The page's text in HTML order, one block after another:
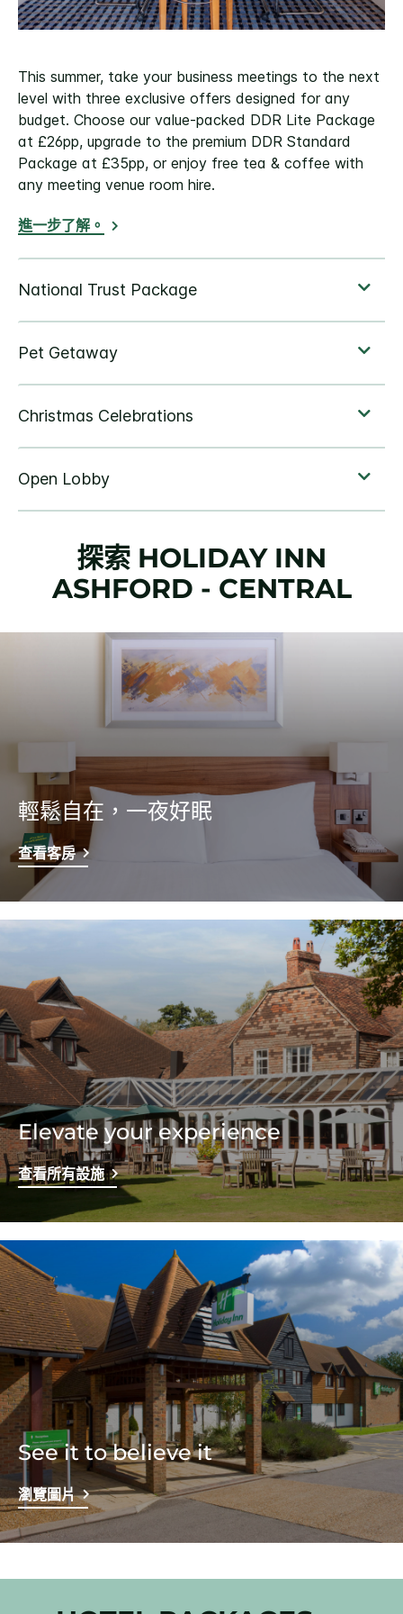
This summer, take your business meetings to the next
level with three exclusive offers designed for any
budget. Choose our value-packed DDR Lite Package
at £26pp, upgrade to the premium DDR Standard
Package at £35pp, or enjoy free tea & coffee with
any meeting venue room hire.
進一步了解。
探索 HOLIDAY INN
ASHFORD - CENTRAL
輕鬆自在，一夜好眠
查看客房
Elevate your experience
查看所有設施
See it to believe it
瀏覽圖片